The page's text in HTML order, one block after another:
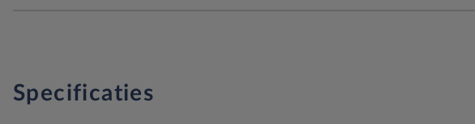
Specificaties